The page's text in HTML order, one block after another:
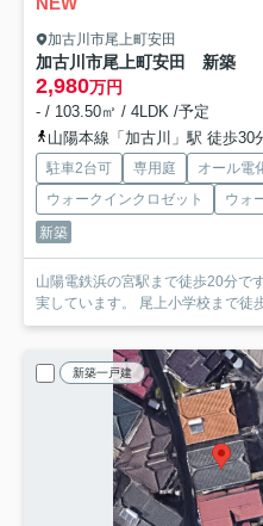
加古川市尾上町安田
加古川市尾上町安田 新築
2,980万円
- / 103.50㎡ / 4LDK /予定
山陽本線「加古川」駅 徒歩30
駐車2台可 専用庭 オール電
ウォークインクロゼット
ウォ
新築
山陽電鉄浜の宮駅まで徒歩20分で
実しています。 尾上小学校まで徒
新築一戸建